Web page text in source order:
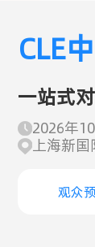
CLE
一站式
2026年
上海新国
观众